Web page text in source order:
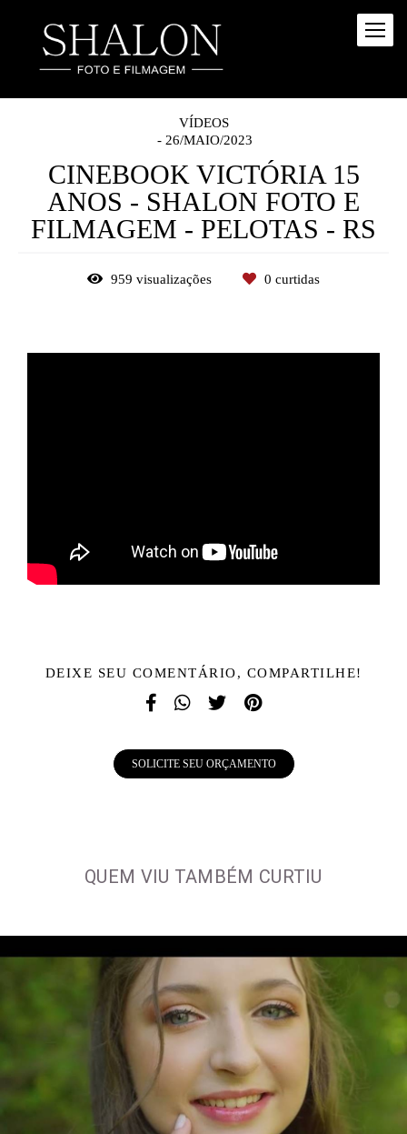
VÍDEOS
26/MAIO/2023
CINEBOOK VICTÓRIA 15
ANOS - SHALON FOTO E
FILMAGEM - PELOTAS - RS
959 visualizações 0 curtidas
DEIXE SEU COMENTÁRIO, COMPARTILHE!
SOLICITE SEU ORÇAMENTO
QUEM VIU TAMBÉM CURTIU